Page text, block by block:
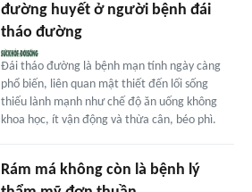
đường huyết ở người bệnh đái
tháo đường
Đái tháo đường là bệnh mạn tính ngày càng
phổ biến, liên quan mật thiết đến lối sống
thiếu lành mạnh như chế độ ăn uống không
khoa học, ít vận động và thừa cân, béo phì.
Rám má không còn là bệnh lý